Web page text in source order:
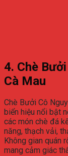
4. Chè
Cà Mau
Chè Bưởi Cô
biển hiệu nổi bật
các món chè đá
năng, thạch vải,
Không gian quán
mang cảm giác